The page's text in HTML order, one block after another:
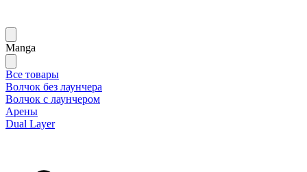
Manga
Все товары
Волчок без лаунчера
Волчок с лаунчером
Арены
Dual Layer